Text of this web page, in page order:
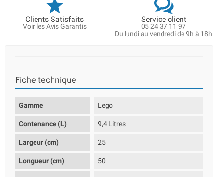
Clients Satisfaits
Voir les Avis Garantis
Service client
05 24 37 11 97
Du lundi au vendredi de 9h à 18h
Fiche technique
Gamme Lego
Contenance (L) 9,4 Litres
Largeur (cm) 25
Longueur (cm) 50